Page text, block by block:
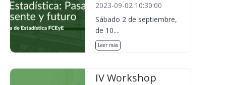
2023-09-02 10:30:00
Sábado 2 de septiembre,
de 10....
Leer más
IV Workshop